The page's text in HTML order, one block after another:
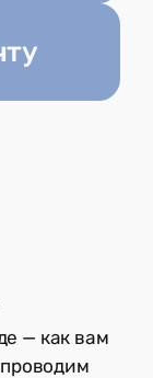
— как вам